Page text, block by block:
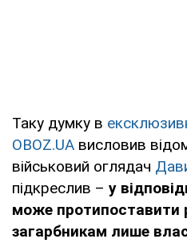
Таку думку в
OBOZ.UA висловив
військовий оглядач
підкреслив – у
може протипоставити
загарбникам лише